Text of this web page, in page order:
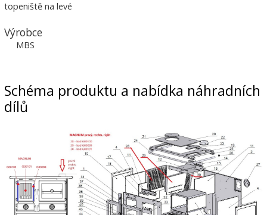
topeniště na levé
Výrobce
MBS
Schéma produktu a nabídka náhradních
dílů